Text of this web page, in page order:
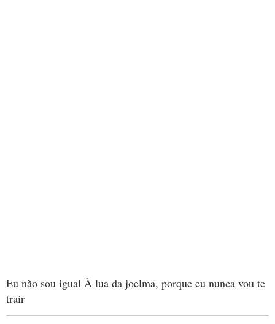
Eu não sou igual À lua da joelma, porque eu nunca vou te
trair